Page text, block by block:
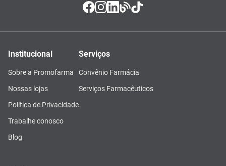
Institucional
Sobre a Promofarma
Nossas lojas
Política de Privacidade
Trabalhe conosco
Blog
Serviços
Convênio Farmácia
Serviços Farmacêuticos